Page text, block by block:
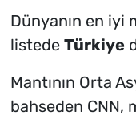
Dünyanın en iyi
listede Türkiye
Mantının Orta
bahseden CNN,